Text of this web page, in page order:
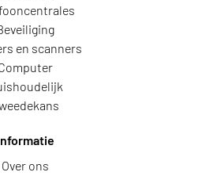
en scanners
Over ons